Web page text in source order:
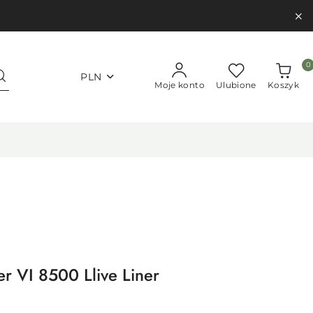
PLN
Moje konto Ulubione Koszyk
0
VI 8500 Llive Liner